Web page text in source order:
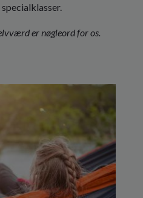
er nøgleord for os.